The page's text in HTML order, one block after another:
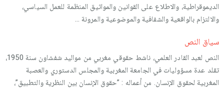
الديموقراطية، والاطلاع على القوانين والمواثيق المنظمة للعمل السياسي،
والالتزام بالواقعية والشفافية والموضوعية والمرونة …
سياق النص
النص لعبد القادر العلمي، ناشط حقوقي مغربي من مواليد شفشاون سنة 1950،
تقلد عدة مسؤوليات في الجامعة المغربية والمجلس الدستوري والعصبة
المغربية لحقوق الإنسان. من أعماله : ”حقوق الإنسان بين النظرية والتطبيق”،